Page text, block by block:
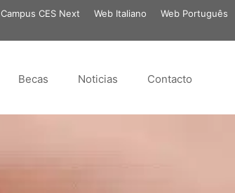
Campus CES Next Web Italiano Web Português
Becas Noticias Contacto